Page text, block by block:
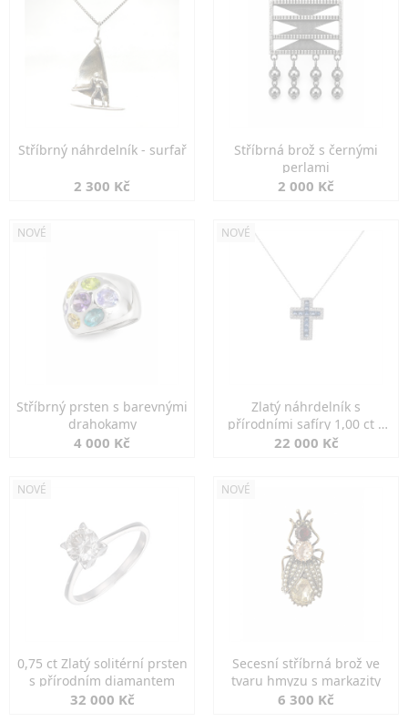
Stříbrný náhrdelník - surfař
2 300 Kč
Stříbrná brož s černými
perlami
2 000 Kč
NOVÉ
Stříbrný prsten s barevnými
drahokamy
4 000 Kč
NOVÉ
Zlatý náhrdelník s
přírodními safíry 1,00 ct a
diamanty
22 000 Kč
NOVÉ
0,75 ct Zlatý solitérní prsten
s přírodním diamantem
32 000 Kč
NOVÉ
Secesní stříbrná brož ve
tvaru hmyzu s markazity
6 300 Kč